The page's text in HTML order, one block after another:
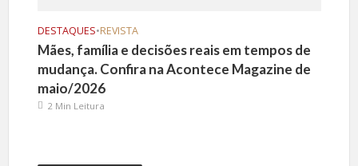
DESTAQUES•REVISTA
Mães, família e decisões reais em tempos de
mudança. Confira na Acontece Magazine de
maio/2026
2 Min Leitura